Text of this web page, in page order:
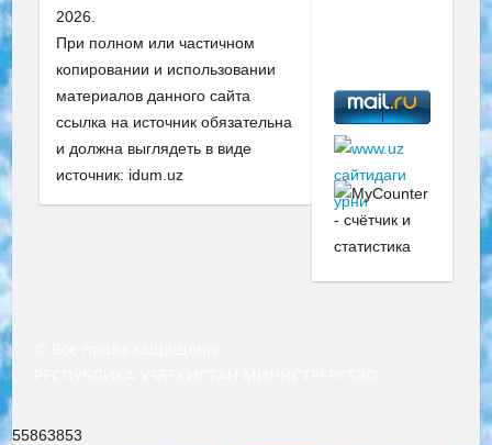
2026.
При полном или частичном
копировании и использовании
материалов данного сайта
ссылка на источник обязательна
и должна выглядеть в виде
источник: idum.uz
55863853